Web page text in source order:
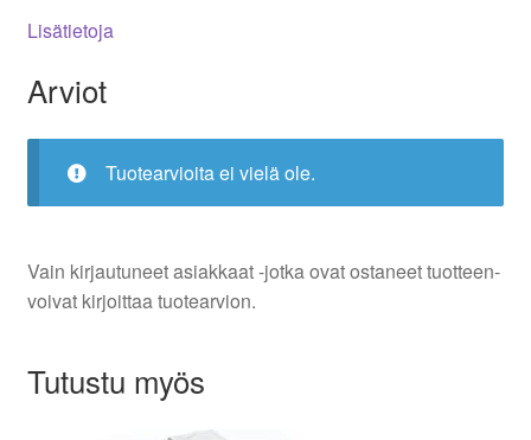
Lisätietoja
Arviot
Tuotearvioita ei vielä ole.
Vain kirjautuneet asiakkaat -jotka ovat ostaneet tuotteen-
voivat kirjoittaa tuotearvion.
Tutustu myös